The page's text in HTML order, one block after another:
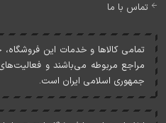
تماس با ما
تمامی کالاها و خدمات اين
مراجع مربوطه می‌باشند و
جمهوری اسلامی ايران است.